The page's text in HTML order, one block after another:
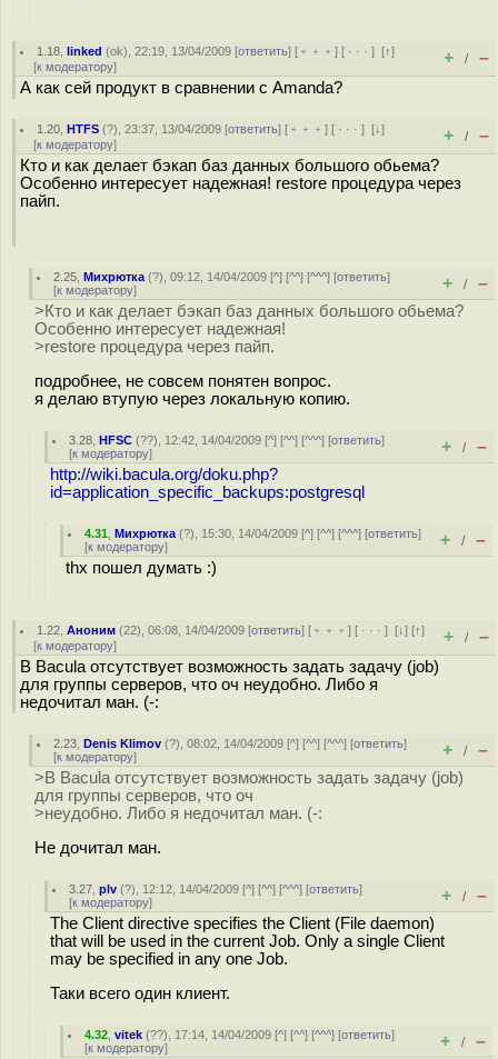
1.18 ,linked (ok), 22:19, 13/04/2009 [ответить] [ ﹢﹢﹢] [ · · ·][↑]
[к модератору] + / –
А как сей продукт в сравнении с Amanda?
1.20 ,HTFS (?), 23:37, 13/04/2009 [ответить] [ ﹢﹢﹢] [ · · ·][↓]
[к модератору] + / –
Кто и как делает бэкап баз данных большого обьема?
Особенно интересует надежная! restore процедура через
пайп.
2.25 ,Михрютка (?), 09:12, 14/04/2009 [^] [^^] [^^^] [ответить]
[к модератору] + / –
>Кто и как делает бэкап баз данных большого обьема?
Особенно интересует надежная!
>restore процедура через пайп.
подробнее, не совсем понятен вопрос.
я делаю втупую через локальную копию.
3.28 ,HFSC (??), 12:42, 14/04/2009 [^] [^^] [^^^] [ответить]
[к модератору] + / –
http://wiki.bacula.org/doku.php?
id=application_specific_backups:postgresql
4.31 ,Михрютка (?), 15:30, 14/04/2009 [^] [^^] [^^^] [ответить]
[к модератору] + / –
thx пошел думать :)
1.22 ,Аноним (22), 06:08, 14/04/2009 [ответить] [ ﹢﹢﹢] [ · · ·][↓] [↑]
[к модератору] + / –
В Bacula отсутствует возможность задать задачу (job)
для группы серверов, что оч неудобно. Либо я
недочитал ман. (-:
2.23 ,Denis Klimov (?), 08:02, 14/04/2009 [^] [^^] [^^^] [ответить]
[к модератору] + / –
>В Bacula отсутствует возможность задать задачу (job)
для группы серверов, что оч
>неудобно. Либо я недочитал ман. (-:
Не дочитал ман.
3.27 ,plv (?), 12:12, 14/04/2009 [^] [^^] [^^^] [ответить]
[к модератору] + / –
The Client directive specifies the Client (File daemon)
that will be used in the current Job. Only a single Client
may be specified in any one Job.
Таки всего один клиент.
4.32 ,vitek (??), 17:14, 14/04/2009 [^] [^^] [^^^] [ответить]
[к модератору] + / –